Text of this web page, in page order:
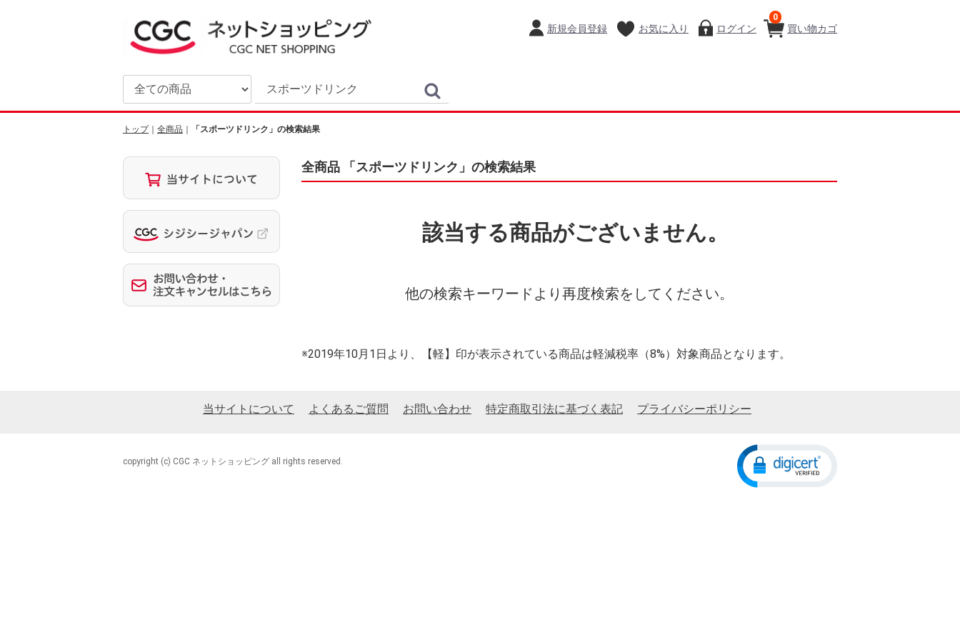
買い物カゴ
0
新規会員登録 お気に入り ログイン
トップ 全商品 「スポーツドリンク」の検索結果
全商品 「スポーツドリンク」の検索結果
該当する商品がございません。
他の検索キーワードより再度検索をしてください。
※2019年10月1日より、【軽】印が表示されている商品は軽減税率（8%）対象商品となります。
当サイトについて よくあるご質問 お問い合わせ 特定商取引法に基づく表記 プライバシーポリシー
copyright (c) CGC ネットショッピング all rights reserved.